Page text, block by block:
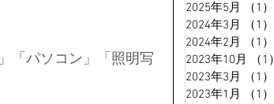
「パソコン」「照明写
2025年5月
（1）
2024年3月
（1）
2024年2月
（1）
2023年10月
（1）
2023年3月
（1）
2023年1月
（1）